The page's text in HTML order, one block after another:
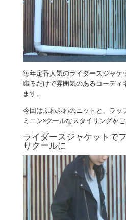
毎年定番人気のライダースジャケ
織るだけで雰囲気のあるコーディ
ます。
今回はふわふわのニットと、ラッ
ミニン×クールなスタイリングをご
ライダースジャケットで
りクールに